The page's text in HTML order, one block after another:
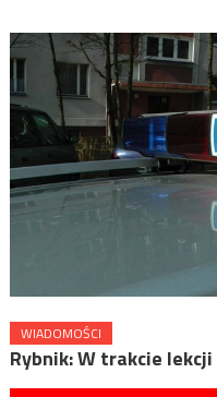
WIADOMOŚCI
Rybnik: W trakcie